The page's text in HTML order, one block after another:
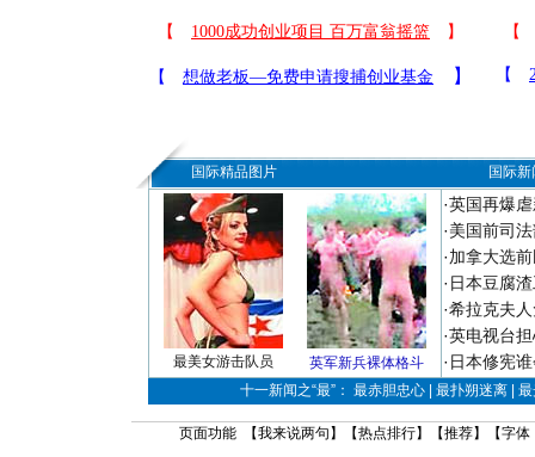
国际精品图片 国际
最美女游击队员 英军新兵裸体格斗
·英国再爆
·美国前司
·加拿大选
· 日本豆腐
·希拉克夫
·英电视台
· 日本修宪
十一新闻之“最”： 最赤胆忠心 | 最扑朔迷离 |
页面功能 【我来说两句 】【热点排行】【推荐】【字体